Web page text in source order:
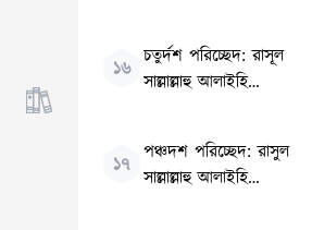
১৬
চতুর্দশ পরিচ্ছেদ: রাসূল
সাল্লাল্লাহু আলাইহি
১৭
পঞ্চদশ পরিচ্ছেদ: রাসুল
সাল্লাল্লাহু আলাইহি